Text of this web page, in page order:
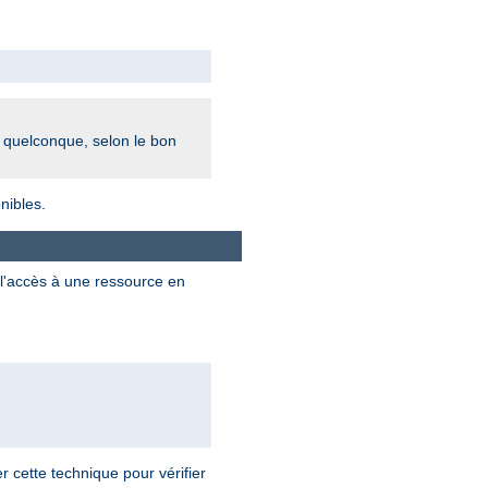
selon le bon
à une ressource en
cette technique pour vérifier